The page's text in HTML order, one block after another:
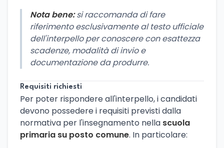
Nota bene:si raccomanda di fare
riferimento esclusivamente al testo ufficiale
dell'interpello per conoscere con esattezza
scadenze, modalità di invio e
documentazione da produrre.
Requisiti richiesti
Per poter rispondere all'interpello, i candidati
devono possedere i requisiti previsti dalla
normativa per l'insegnamento nella scuola
primaria su posto comune. In particolare: